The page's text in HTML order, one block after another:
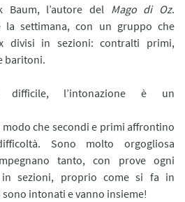
l’autore del Mago di Oz.
la settimana, con un gruppo che
divisi in sezioni: contralti primi,
baritoni.
difficile, l’intonazione è un
che secondi e primi affrontino
Sono molto orgogliosa
tanto, con prove ogni
in sezioni, proprio come si fa in
sono intonati e vanno insieme!